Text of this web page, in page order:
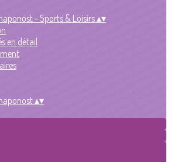
- Sports & Loisirs▴▾
en détail
▴▾